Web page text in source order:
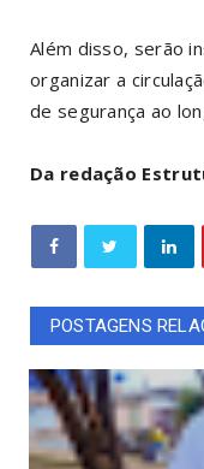
Além disso, serão
organizar a
de segurança ao
Da redação
POSTAGENS